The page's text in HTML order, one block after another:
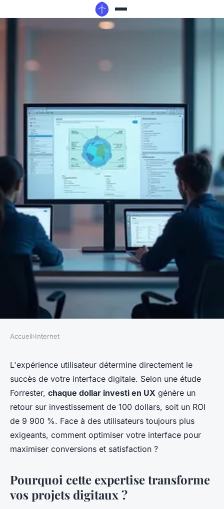
Découvrez l'expertise d'une
agence ux design pour vos
projets
Gabriel•15 décembre 2025 •7 min de lecture
Accueil›Internet
L'expérience utilisateur détermine directement le
succès de votre interface digitale. Selon une étude
Forrester, chaque dollar investi en UX génère un
retour sur investissement de 100 dollars, soit un ROI
de 9 900 %. Face à des utilisateurs toujours plus
exigeants, comment optimiser votre interface pour
maximiser conversions et satisfaction ?
Pourquoi cette expertise transforme
vos projets digitaux ?